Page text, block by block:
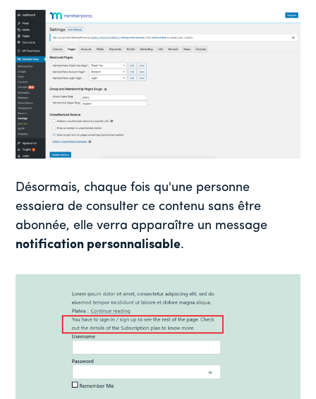
Désormais, chaque fois qu'une personne
essaiera de consulter ce contenu sans être
abonnée, elle verra apparaître un message
notification personnalisable.